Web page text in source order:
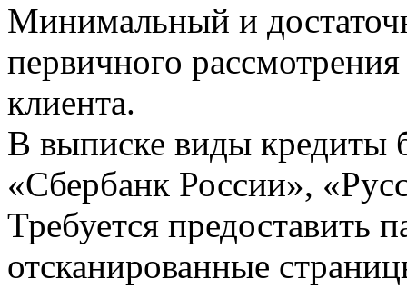
Минимальный и
первичного
клиента.
В выписке виды кредиты
«Сбербанк России»,
Требуется предоставить
отсканированные